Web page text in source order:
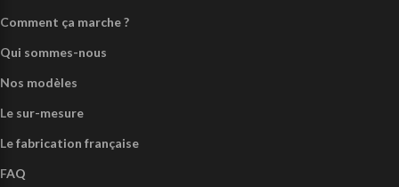
Comment ça marche ?
Qui sommes-nous
Nos modèles
Le sur-mesure
Le fabrication française
FAQ